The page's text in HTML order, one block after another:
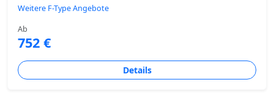
Weitere F-Type Angebote
Ab
752 €
Details